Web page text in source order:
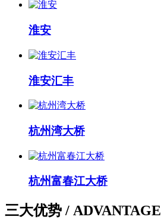
淮安
淮安汇丰
杭州湾大桥
杭州富春江大桥
三大优势 / ADVANTAGE